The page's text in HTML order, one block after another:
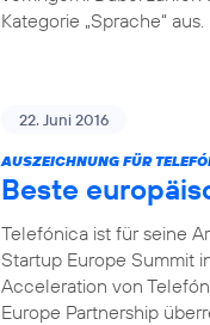
Kategorie „Sprache“
22. Juni 2016
AUSZEICHNUNG FÜR
Beste
Telefónica ist für seine
Startup Europe Summit
Acceleration von
Europe Partnership